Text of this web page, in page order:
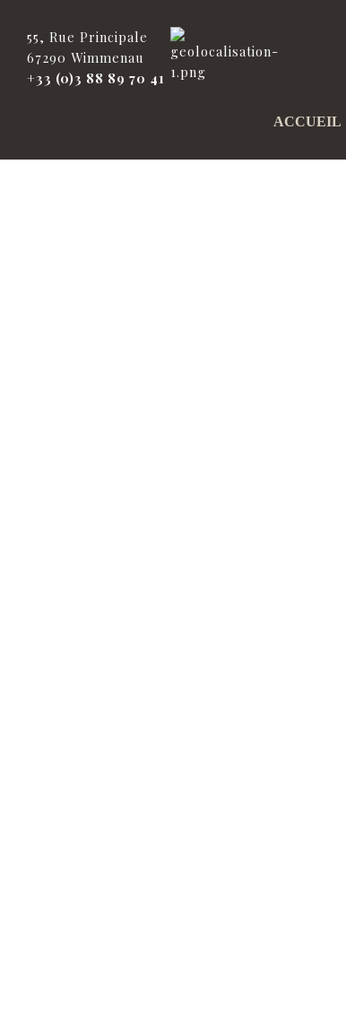
ACCUEIL
55, Rue Principale
67290 Wimmenau
+33 (0)3 88 89 70 41